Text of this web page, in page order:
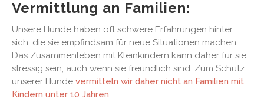
Vermittlung an Familien:
Unsere Hunde haben oft schwere Erfahrungen hinter
sich, die sie empfindsam für neue Situationen machen.
Das Zusammenleben mit Kleinkindern kann daher für sie
stressig sein, auch wenn sie freundlich sind. Zum Schutz
unserer Hunde vermitteln wir daher nicht an Familien mit
Kindern unter 10 Jahren